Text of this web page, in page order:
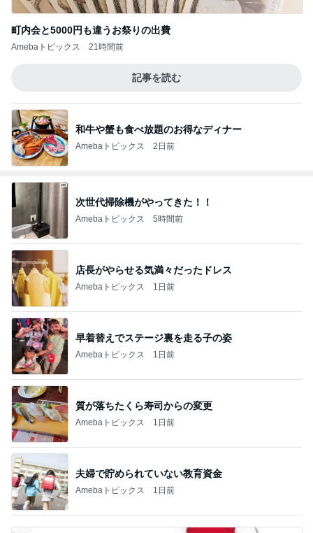
町内会と5000円も違うお祭りの出費
Amebaトピックス 21時間前
記事を読む
和牛や蟹も食べ放題のお得なディナー
Amebaトピックス 2日前
次世代掃除機がやってきた！！
Amebaトピックス 5時間前
店長がやらせる気満々だったドレス
Amebaトピックス 1日前
早着替えでステージ裏を走る子の姿
Amebaトピックス 1日前
質が落ちたくら寿司からの変更
Amebaトピックス 1日前
夫婦で貯められていない教育資金
Amebaトピックス 1日前